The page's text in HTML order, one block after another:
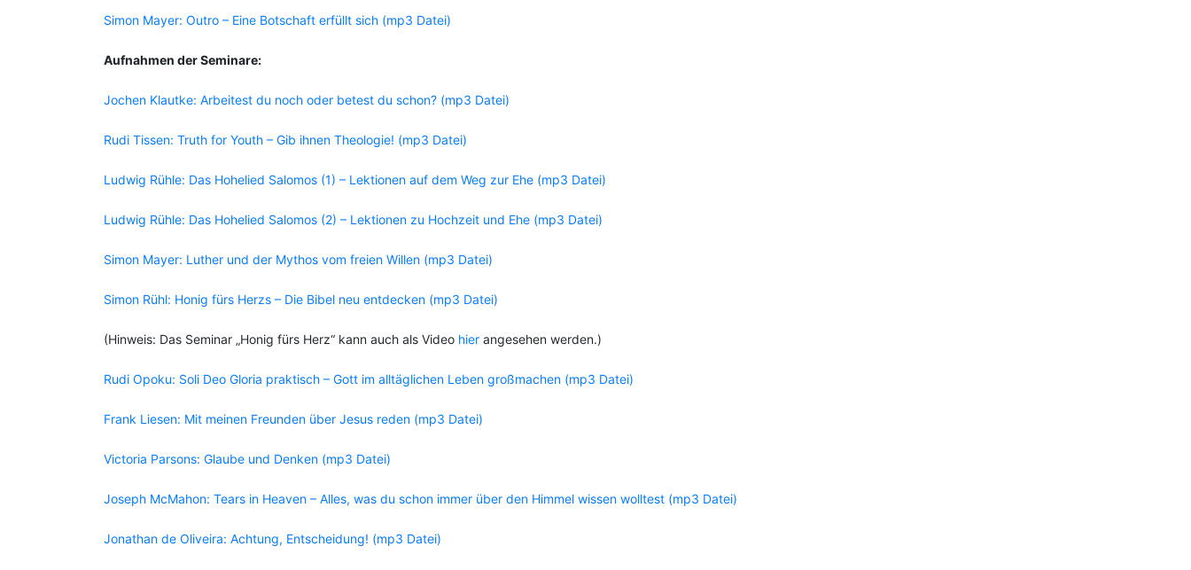
Simon Mayer: Outro – Eine Botschaft erfüllt sich (mp3 Datei)
Aufnahmen der Seminare:
Jochen Klautke: Arbeitest du noch oder betest du schon? (mp3 Datei)
Rudi Tissen: Truth for Youth – Gib ihnen Theologie! (mp3 Datei)
Ludwig Rühle: Das Hohelied Salomos (1) – Lektionen auf dem Weg zur Ehe (mp3 Datei)
Ludwig Rühle: Das Hohelied Salomos (2) – Lektionen zu Hochzeit und Ehe (mp3 Datei)
Simon Mayer: Luther und der Mythos vom freien Willen (mp3 Datei)
Simon Rühl: Honig fürs Herzs – Die Bibel neu entdecken (mp3 Datei)
(Hinweis: Das Seminar „Honig fürs Herz“ kann auch als Video hier angesehen werden.)
Rudi Opoku: Soli Deo Gloria praktisch – Gott im alltäglichen Leben großmachen (mp3 Datei)
Frank Liesen: Mit meinen Freunden über Jesus reden (mp3 Datei)
Victoria Parsons: Glaube und Denken (mp3 Datei)
Joseph McMahon: Tears in Heaven – Alles, was du schon immer über den Himmel wissen wolltest (mp3 Datei)
Jonathan de Oliveira: Achtung, Entscheidung! (mp3 Datei)